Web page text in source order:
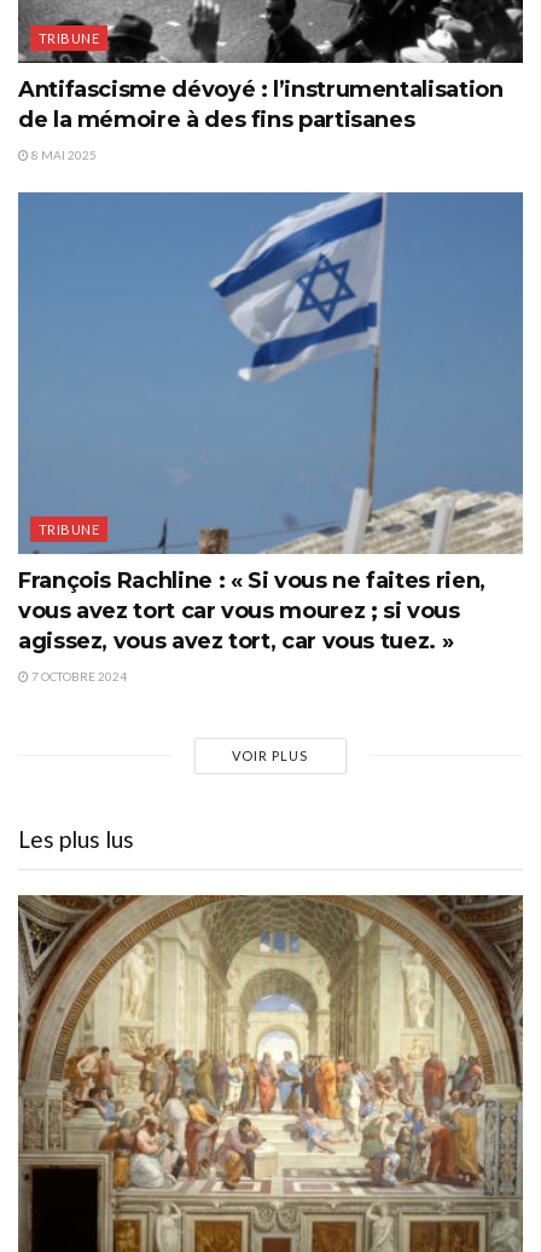
TRIBUNE
Antifascisme dévoyé : l’instrumentalisation
de la mémoire à des fins partisanes
8 MAI 2025
TRIBUNE
François Rachline : « Si vous ne faites rien,
vous avez tort car vous mourez ; si vous
agissez, vous avez tort, car vous tuez. »
7 OCTOBRE 2024
VOIR PLUS
Les plus lus